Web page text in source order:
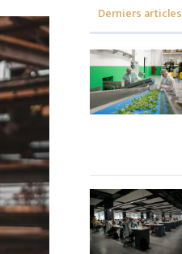
Derniers articles